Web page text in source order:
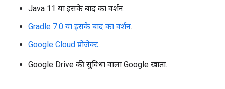
Java 11 या इसके बाद का वर्शन.
Gradle 7.0 या इसके बाद का वर्शन.
Google Cloud प्रोजेक्ट.
Google Drive की सुविधा वाला Google खाता.